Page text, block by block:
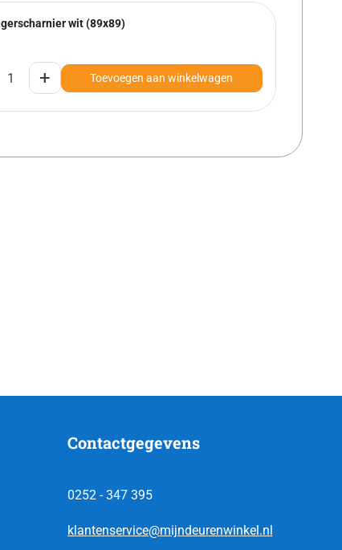
wit (89x89)
+ Toevoegen aan winkelwagen
Contactgegevens
0252 - 347 395
klantenservice@mijndeurenwinkel.nl